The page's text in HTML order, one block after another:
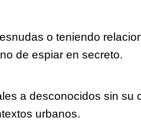
o teniendo
de espiar en secreto.
a desconocidos sin su
urbanos.